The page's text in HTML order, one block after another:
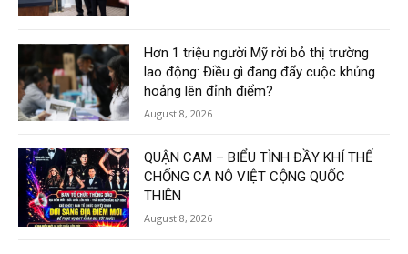
Hơn 1 triệu người Mỹ rời bỏ thị trường
lao động: Điều gì đang đẩy cuộc khủng
hoảng lên đỉnh điểm?
August 8, 2026
QUẬN CAM – BIỂU TÌNH ĐẦY KHÍ THẾ
CHỐNG CA NÔ VIỆT CỘNG QUỐC
THIÊN
August 8, 2026